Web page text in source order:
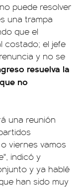
puede resolver
una trampa
que el
costado; el jefe
y no se
resuelva la
no
una reunión
viernes vamos
indicó y
y ya hablé
han sido muy